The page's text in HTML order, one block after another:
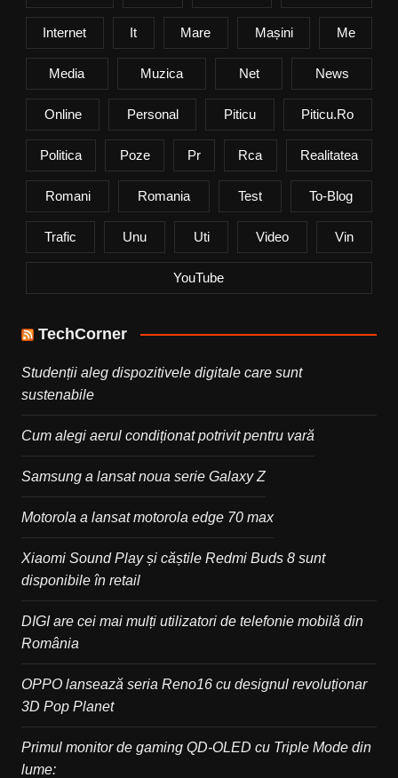
Internet It Mare Mașini Me
Media Muzica Net News
Online Personal Piticu Piticu.ro
Politica Poze Pr Rca Realitatea
Romani Romania Test To-Blog
Trafic Unu Uti Video Vin
YouTube
TechCorner
Studenții aleg dispozitivele digitale care sunt
sustenabile
Cum alegi aerul condiționat potrivit pentru vară
Samsung a lansat noua serie Galaxy Z
Motorola a lansat motorola edge 70 max
Xiaomi Sound Play și căștile Redmi Buds 8 sunt
disponibile în retail
DIGI are cei mai mulți utilizatori de telefonie mobilă din
România
OPPO lansează seria Reno16 cu designul revoluționar
3D Pop Planet
Primul monitor de gaming QD-OLED cu Triple Mode din
lume: